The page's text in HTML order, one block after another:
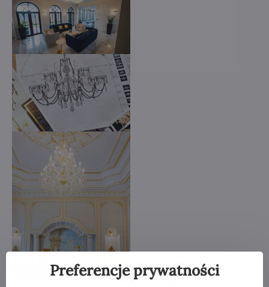
Preferencje prywatności